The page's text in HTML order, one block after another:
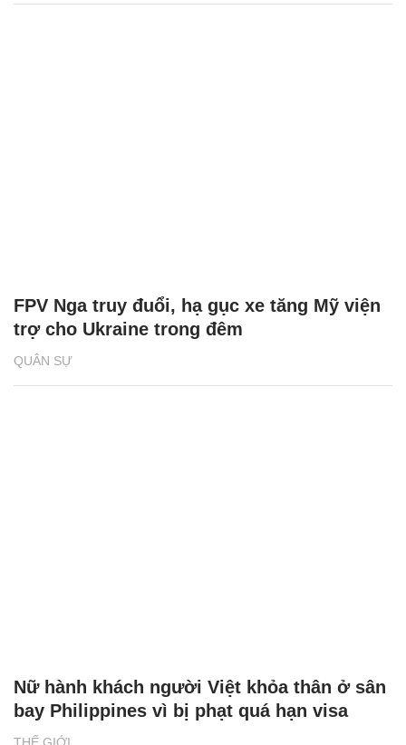
QUÂN SỰ
FPV Nga truy đuổi, hạ gục xe tăng Mỹ viện
trợ cho Ukraine trong đêm
THẾ GIỚI
Nữ hành khách người Việt khỏa thân ở sân
bay Philippines vì bị phạt quá hạn visa